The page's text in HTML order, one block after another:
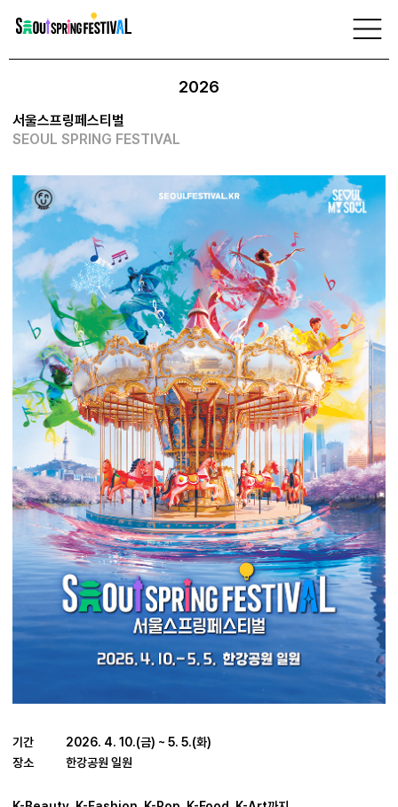
프
티
벌
2026
서울스프링페스티벌
SEOUL SPRING FESTIVAL
기간
2026. 4. 10.(금) ~ 5. 5.(화)
장소
한강공원 일원